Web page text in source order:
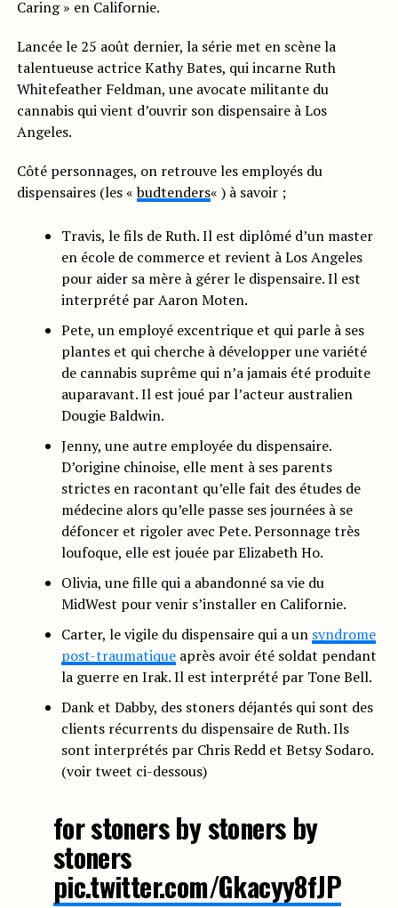
Caring » en Californie.
Lancée le 25 août dernier, la série met en scène la
talentueuse actrice Kathy Bates, qui incarne Ruth
Whitefeather Feldman, une avocate militante du
cannabis qui vient d’ouvrir son dispensaire à Los
Angeles.
Côté personnages, on retrouve les employés du
dispensaires (les «budtenders« ) à savoir ;
Travis, le fils de Ruth. Il est diplômé d’un master
en école de commerce et revient à Los Angeles
pour aider sa mère à gérer le dispensaire. Il est
interprété par Aaron Moten.
Pete, un employé excentrique et qui parle à ses
plantes et qui cherche à développer une variété
de cannabis suprême qui n’a jamais été produite
auparavant. Il est joué par l’acteur australien
Dougie Baldwin.
Jenny, une autre employée du dispensaire.
D’origine chinoise, elle ment à ses parents
strictes en racontant qu’elle fait des études de
médecine alors qu’elle passe ses journées à se
défoncer et rigoler avec Pete. Personnage très
loufoque, elle est jouée par Elizabeth Ho.
Olivia, une fille qui a abandonné sa vie du
MidWest pour venir s’installer en Californie.
Carter, le vigile du dispensaire qui a un syndrome
post-traumatiqueaprès avoir été soldat pendant
la guerre en Irak. Il est interprété par Tone Bell.
Dank et Dabby, des stoners déjantés qui sont des
clients récurrents du dispensaire de Ruth. Ils
sont interprétés par Chris Redd et Betsy Sodaro.
(voir tweet ci-dessous)
for stoners by stoners by
stoners
pic.twitter.com/Gkacyy8fJP